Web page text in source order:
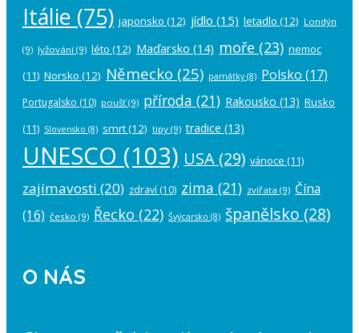
Itálie (75) japonsko (12) jídlo (15) letadlo (12) Londýn
(9) lyžování (9) léto (12) Maďarsko (14) moře (23) nemoc
(11) Norsko (12) Německo (25) památky(8) Polsko (17)
Portugalsko (10) poušť(9) příroda (21) Rakousko (13) Rusko
(11) Slovensko (8) smrt(12) tipy (9) tradice (13)
UNESCO (103) USA (29) vánoce (11)
zajímavosti (20) zdraví (10) zima (21) zvířata (9) Čína
(16) česko (9) Řecko (22) Švýcarsko (8) španělsko (28)
O NÁS